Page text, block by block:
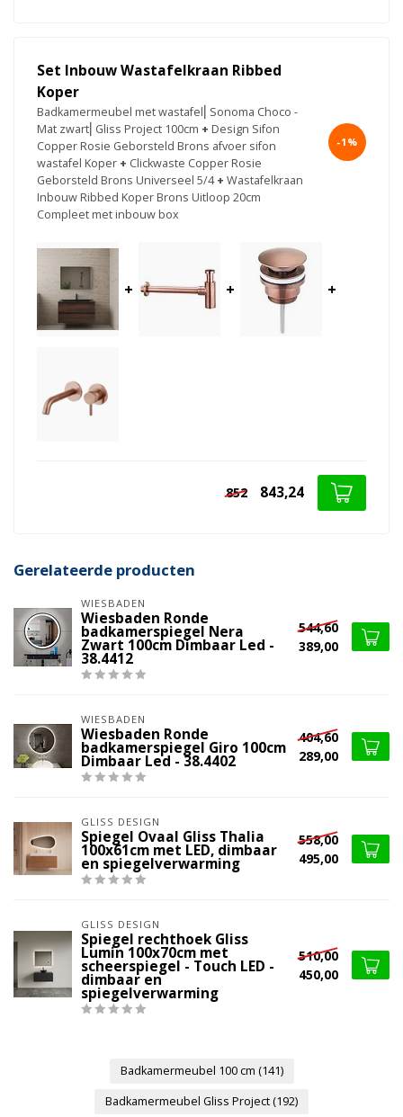
Set Inbouw Wastafelkraan Ribbed
Koper
Badkamermeubel met wastafel⎢Sonoma Choco -
Mat zwart⎢Gliss Project 100cm + Design Sifon
Copper Rosie Geborsteld Brons afvoer sifon
wastafel Koper + Clickwaste Copper Rosie
Geborsteld Brons Universeel 5/4 + Wastafelkraan
Inbouw Ribbed Koper Brons Uitloop 20cm
Compleet met inbouw box
-1%
+ + +
852 843,24
Gerelateerde producten
WIESBADEN
Wiesbaden Ronde
badkamerspiegel Nera
Zwart 100cm Dimbaar Led -
38.4412
544,60
389,00
WIESBADEN
Wiesbaden Ronde
badkamerspiegel Giro 100cm
Dimbaar Led - 38.4402
404,60
289,00
GLISS DESIGN
Spiegel Ovaal Gliss Thalia
100x61cm met LED, dimbaar
en spiegelverwarming
558,00
495,00
GLISS DESIGN
Spiegel rechthoek Gliss
Lumin 100x70cm met
scheerspiegel - Touch LED -
dimbaar en
spiegelverwarming
510,00
450,00
Badkamermeubel 100 cm (141)
Badkamermeubel Gliss Project(192)